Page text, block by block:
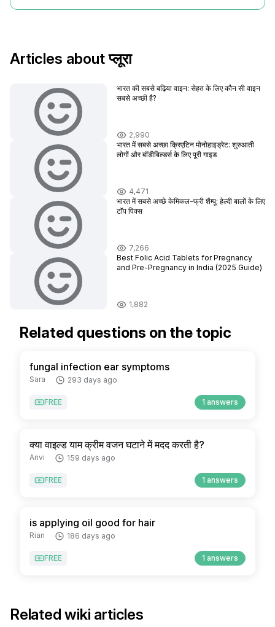
Articles about प्लूरा
भारत की सबसे बढ़िया वाइन: सेहत के लिए कौन सी वाइन
सबसे अच्छी है?
2,990
भारत में सबसे अच्छा क्रिएटिन मोनोहाइड्रेट: शुरुआती
लोगों और बॉडीबिल्डर्स के लिए पूरी गाइड
4,471
भारत में सबसे अच्छे केमिकल-फ्री शैम्पू: हेल्दी बालों के लिए
टॉप पिक्स
7,266
Best Folic Acid Tablets for Pregnancy
and Pre-Pregnancy in India (2025 Guide)
1,882
Related questions on the topic
fungal infection ear symptoms
Sara 293 days ago
FREE 1 answers
क्या वाइल्ड याम क्रीम वजन घटाने में मदद करती है?
Anvi 159 days ago
FREE 1 answers
is applying oil good for hair
Rian 186 days ago
FREE 1 answers
Related wiki articles